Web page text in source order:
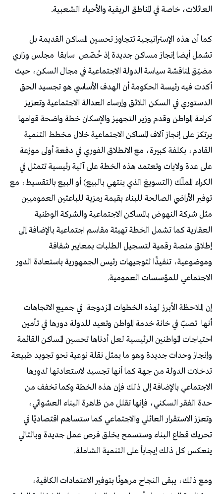
العائلات، خاصة في المناطق الريفية والأحياء الشعبية.
كما أن هذه الإستراتيجية تتجاوز تحسين المساكن القديمة بل
تشمل أيضا إنجاز مساكن جديدة إذ خُصّص سابقا مجلس وزاري
مضيّق لمناقشة سياسة الدولة الاجتماعية في مجال السكن، حيث
أكدت فيه رئيسة الحكومة أن الهدف الأساسي هو تجسيد الحق
الدستوري في السكن اللائق وإرساء العدالة الاجتماعية وتعزيز
كرامة المواطن وقدم وزير التجهيز والإسكان خطة واضحة قوامها
يرتكز على إنجاز آلاف المساكن الاجتماعية خلال مخطط التنمية
القادم، بكلفة كبيرة، مع الانطلاق الفوري في دفعة أولى موزعة
على عدة ولايات وتعتمد هذه الخطة على آلية رئيسية تتمثل في
الكراء المملّك (التسويغ الذي ينتهي بالبيع) أو البيع بالتقسيط، مع
توفير الأراضي الصالحة للبناء بقيمة رمزية للباعثين العموميين
مثل شركة النهوض بالمساكن الاجتماعية والشركة الوطنية
العقارية كما تشمل الخطة تهيئة مقاسم اجتماعية بالإضافة إلى
إطلاق منصة رقمية لتسجيل الطلبات بمعايير شفافة
وموضوعية، تنفيذًا لتوجيهات رئيس الجمهورية باستعادة الدور
الاجتماعي للمؤسسات العمومية.
إن الملاحظة الأبرز لهذه الخطوات المزدوجة في جميع الاتجاهات
أنها تصبّ في خانة خدمة المواطن وتعيد للدولة دورها في تأمين
احتياجات المواطنين الرئيسية لعل أدناها تحسين المساكن القائمة
وإنجاز وحدات جديدة وهو ما يمثل نقلة نوعية نحو تجويد طبيعة
تدخلات الدولة من جهة كما أنها تجسيد لاستعادتها لدورها
الاجتماعي بالإضافة إلى ذلك فإن هذه الخطة وكما تخفف من
حدة الفقر السكني، فإنها تقلل من ظاهرة البناء العشوائي،
وتعزز الاستقرار العائلي والاجتماعي كما ستساهم اقتصاديًا في
تحريك قطاع البناء وستسمح بخلق فرص عمل جديدة وبالتالي
ينعكس كل ذلك إيجاباً على التنمية الشاملة.
ومع ذلك، يبقى النجاح مرهونًا بتوفير الاعتمادات الكافية،